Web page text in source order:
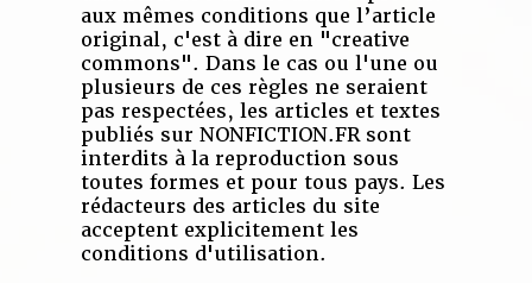
aux mêmes conditions que l’article
original, c'est à dire en "creative
commons". Dans le cas ou l'une ou
plusieurs de ces règles ne seraient
pas respectées, les articles et textes
publiés sur NONFICTION.FR sont
interdits à la reproduction sous
toutes formes et pour tous pays. Les
rédacteurs des articles du site
acceptent explicitement les
conditions d'utilisation.